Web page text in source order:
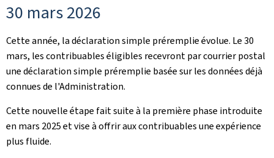
30 mars 2026
Cette année, la déclaration simple préremplie évolue. Le 30
mars, les contribuables éligibles recevront par courrier postal
une déclaration simple préremplie basée sur les données déjà
connues de l'Administration.
Cette nouvelle étape fait suite à la première phase introduite
en mars 2025 et vise à offrir aux contribuables une expérience
plus fluide.